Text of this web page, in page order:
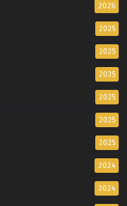
2026
2025
2025
2025
2025
2025
2025
2024
2024